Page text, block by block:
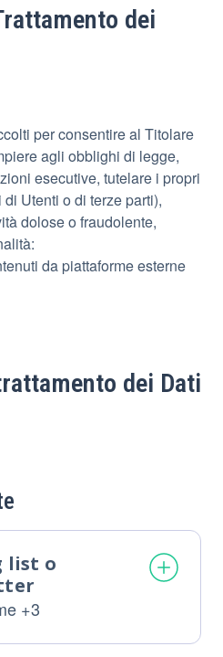
dei
per consentire al Titolare
agli obblighi di legge,
esecutive, tutelare i propri
Utenti o di terze parti),
dolose o fraudolente,
da piattaforme esterne
dei Dati
list o
+3